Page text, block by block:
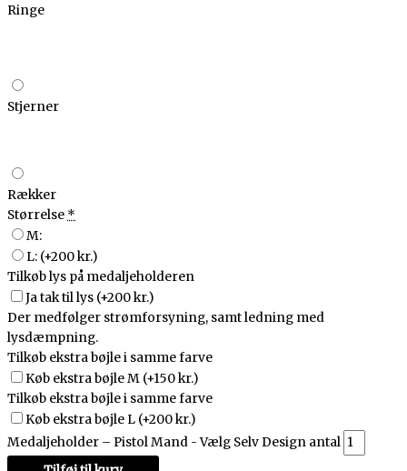
Ringe
Stjerner
Rækker
Størrelse *
M:
L: (+200 kr.)
Tilkøb lys på medaljeholderen
Ja tak til lys (+200 kr.)
Der medfølger strømforsyning, samt ledning med
lysdæmpning.
Tilkøb ekstra bøjle i samme farve
Køb ekstra bøjle M (+150 kr.)
Tilkøb ekstra bøjle i samme farve
Køb ekstra bøjle L (+200 kr.)
Medaljeholder – Pistol Mand - Vælg Selv Design antal